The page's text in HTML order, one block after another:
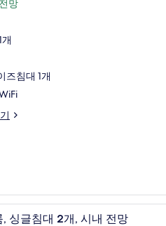
망
즈침대 1개
이는 전망
, 싱글침대 2개, 시내 전망